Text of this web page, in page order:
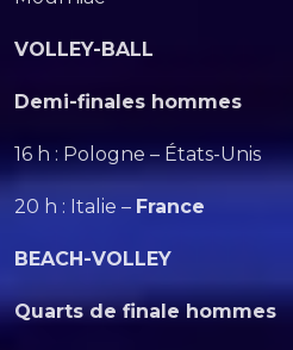
VOLLEY-BALL
Demi-finales hommes
16 h : Pologne – États-Unis
20 h : Italie – France
BEACH-VOLLEY
Quarts de finale hommes